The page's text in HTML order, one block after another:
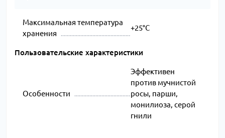
Максимальная температура
хранения
+25°C
Пользовательские характеристики
Особенности
Эффективен
против мучнистой
росы, парши,
монилиоза, серой
гнили